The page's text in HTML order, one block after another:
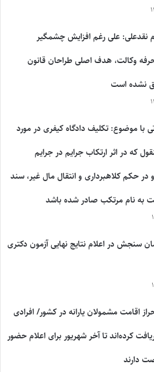
نقدعلی: علی رغم افزایش چشمگیر
وکالت، هدف اصلی طراحان قانون
نشده است
با موضوع: تکلیف دادگاه کیفری در مورد
که در اثر ارتکاب جرایم در جرایم
در حکم کلاهبرداری و انتقال مال غیر، سند
به نام مرتکب صادر شده باشد
سنجش در اعلام نتایج نهایی آزمون دکتری
اقامت مشمولان یارانه در کشور/ افرادی
کرده‌اند تا آخر شهریور برای اعلام حضور
دارند